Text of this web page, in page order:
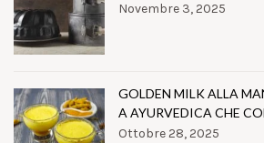
Novembre 3, 2025
GOLDEN MILK ALLA
A AYURVEDICA CHE
Ottobre 28, 2025